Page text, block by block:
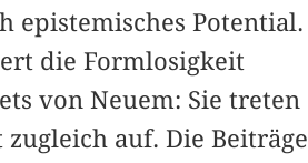
epistemisches Potential.
die Formlosigkeit
von Neuem: Sie treten
auf. Die Beiträge